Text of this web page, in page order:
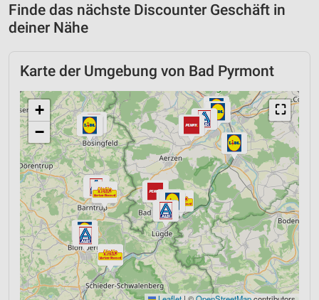
Finde das nächste Discounter Geschäft in
deiner Nähe
Karte der Umgebung von Bad Pyrmont
⛶
+
−